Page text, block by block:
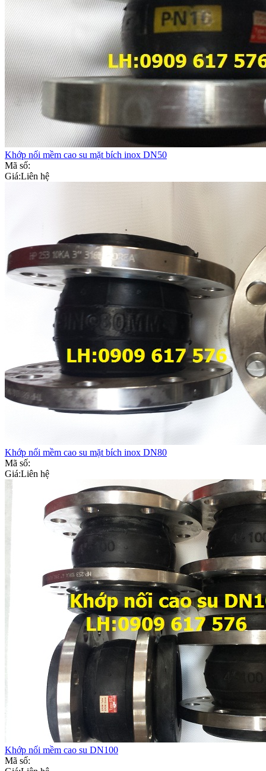
Khớp nối mềm cao su mặt bích inox DN50
Mã số:
Giá:Liên hệ
Khớp nối mềm cao su mặt bích inox DN80
Mã số:
Giá:Liên hệ
Khớp nối mềm cao su DN100
Mã số: